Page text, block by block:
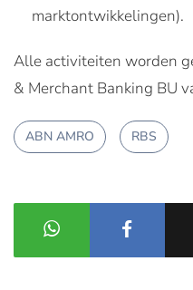
marktontwikkelingen).
Alle activiteiten worden
& Merchant Banking BU
ABN AMRO RBS